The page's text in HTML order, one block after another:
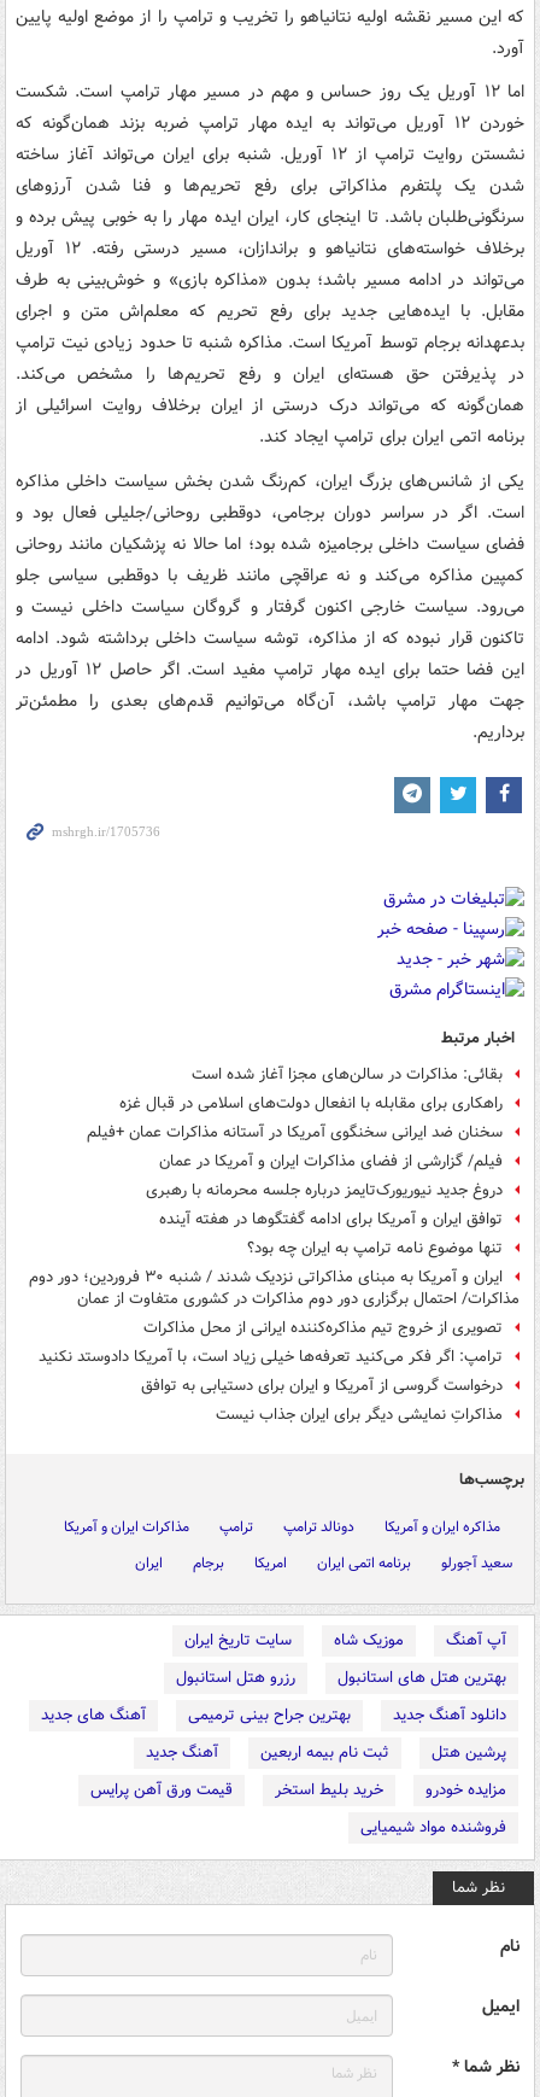
که این مسیر نقشه اولیه نتانیاهو را تخریب و ترامپ را از موضع اولیه پایین
آورد.
اما ۱۲ آوریل یک روز حساس و مهم در مسیر مهار ترامپ است. شکست
خوردن ۱۲ آوریل می‌تواند به ایده مهار ترامپ ضربه بزند همان‌گونه که
نشستن روایت ترامپ از ۱۲ آوریل. شنبه برای ایران می‌تواند آغاز ساخته
شدن یک پلتفرم مذاکراتی برای رفع تحریم‌ها و فنا شدن آرزوهای
سرنگونی‌طلبان باشد. تا اینجای کار، ایران ایده مهار را به خوبی پیش برده و
برخلاف خواسته‌های نتانیاهو و براندازان، مسیر درستی رفته. ۱۲ آوریل
می‌تواند در ادامه مسیر باشد؛ بدون «مذاکره بازی» و خوش‌بینی به طرف
مقابل. با ایده‌هایی جدید برای رفع تحریم که معلم‌اش متن و اجرای
بدعهدانه برجام توسط آمریکا است. مذاکره شنبه تا حدود زیادی نیت ترامپ
در پذیرفتن حق هسته‌ای ایران و رفع تحریم‌ها را مشخص می‌کند.
همان‌گونه که می‌تواند درک درستی از ایران برخلاف روایت اسرائیلی از
برنامه اتمی ایران برای ترامپ ایجاد کند.
‏یکی از شانس‌های بزرگ ایران، کم‌رنگ شدن بخش سیاست داخلی مذاکره
است. اگر در سراسر دوران برجامی، دوقطبی روحانی/جلیلی فعال بود و
فضای سیاست داخلی برجامیزه شده بود؛ اما حالا نه پزشکیان مانند روحانی
کمپین مذاکره می‌کند و نه عراقچی مانند ظریف با دوقطبی سیاسی جلو
می‌رود. سیاست خارجی اکنون گرفتار و گروگان سیاست داخلی نیست و
تاکنون قرار نبوده که از مذاکره، توشه سیاست داخلی برداشته شود. ادامه
این فضا حتما برای ایده مهار ترامپ مفید است. اگر حاصل ۱۲ آوریل در
جهت مهار ترامپ باشد، آن‌گاه می‌توانیم قدم‌های بعدی را مطمئن‌تر
برداریم.
اخبار مرتبط
بقائی: مذاکرات در سالن‌های مجزا آغاز شده است
راهکاری برای مقابله با انفعال دولت‌های اسلامی در قبال غزه
سخنان ضد ایرانی سخنگوی آمریکا در آستانه مذاکرات عمان +فیلم
فیلم/ گزارشی از فضای مذاکرات ایران و آمریکا در عمان
دروغ جدید نیوریورک‌تایمز درباره جلسه محرمانه با رهبری
توافق ایران و آمریکا برای ادامه گفتگوها در هفته آینده
تنها موضوع نامه ترامپ به ایران چه بود؟
ایران و آمریکا به مبنای مذاکراتی نزدیک شدند / شنبه ۳۰ فروردین؛ دور دوم
مذاکرات/ احتمال برگزاری دور دوم مذاکرات در کشوری متفاوت از عمان
تصویری از خروج تیم مذاکره‌کننده ایرانی از محل مذاکرات
ترامپ: اگر فکر می‌کنید تعرفه‌ها خیلی زیاد است، با آمریکا دادوستد نکنید
درخواست گروسی از آمریکا و ایران برای دستیابی به توافق
مذاکراتِ نمایشی دیگر برای ایران جذاب نیست
برچسب‌ها
مذاکره ایران و آمریکا دونالد ترامپ ترامپ
مذاکرات ایران و آمریکا
سعید آجورلو
برنامه اتمی ایران امریکا برجام ایران
آپ آهنگ موزیک شاه
سایت تاریخ ایران
بهترین هتل های استانبول
رزرو هتل استانبول
دانلود آهنگ جدید
بهترین جراح بینی ترمیمی
آهنگ های جدید
پرشین هتل
ثبت نام بیمه اربعین
آهنگ جدید
مزایده خودرو
خرید بلیط استخر
قیمت ورق آهن پرایس
فروشنده مواد شیمیایی
نظر شما
نام
ایمیل
نظر شما *